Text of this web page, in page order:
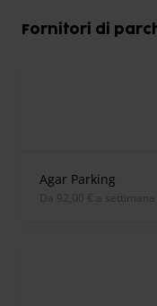
Fornitori di
Agar Parking
Da 92,00 € a settimana